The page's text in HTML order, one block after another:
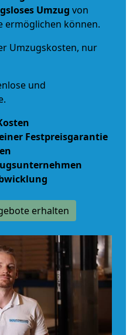
Umzug von
ermöglichen können.
Umzugskosten, nur
und
Festpreisgarantie
erhalten